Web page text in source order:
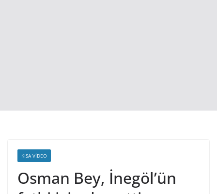
KISA VIDEO
Osman Bey, İnegöl’ün